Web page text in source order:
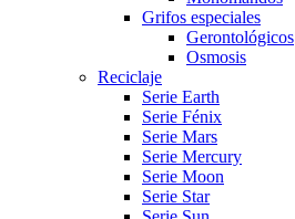
Grifos especiales
Gerontológicos
Osmosis
Reciclaje
Serie Earth
Serie Fénix
Serie Mars
Serie Mercury
Serie Moon
Serie Star